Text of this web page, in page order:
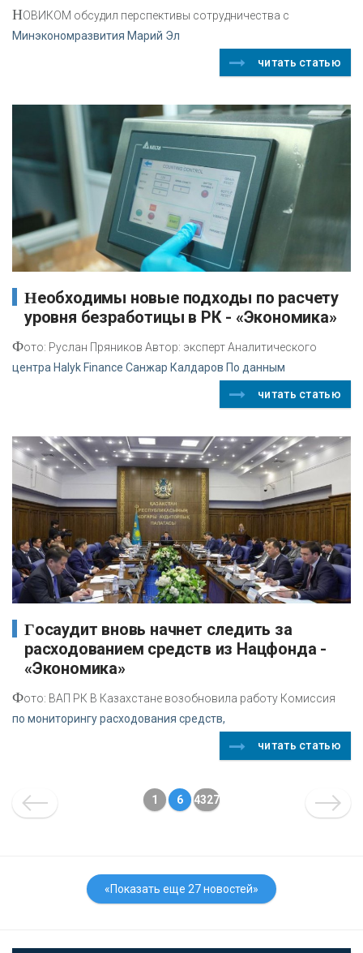
НОВИКОМ обсудил перспективы сотрудничества с
Минэкономразвития Марий Эл
читать статью
Необходимы новые подходы по расчету
уровня безработицы в РК - «Экономика»
Фото: Руслан Пряников Автор: эксперт Аналитического
центра Halyk Finance Санжар Калдаров По данным
читать статью
Госаудит вновь начнет следить за
расходованием средств из Нацфонда -
«Экономика»
Фото: ВАП РК В Казахстане возобновила работу Комиссия
по мониторингу расходования средств,
читать статью
1 6 4327
«Показать еще 27 новостей»